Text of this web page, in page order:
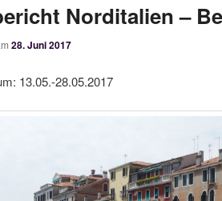
Norditalien –
28. Juni 2017
13.05.-28.05.2017